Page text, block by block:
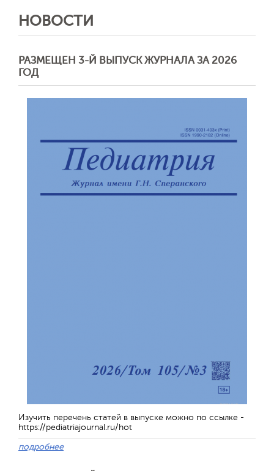
НОВОСТИ
РАЗМЕЩЕН 3-Й ВЫПУСК ЖУРНАЛА ЗА 2026
ГОД
Изучить перечень статей в выпуске можно по ссылке -
https://pediatriajournal.ru/hot
подробнее